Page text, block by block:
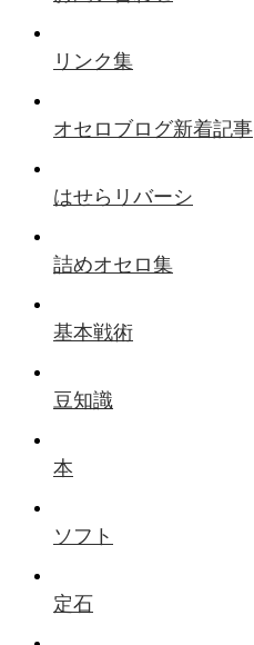
リンク集
オセロブログ新着記事
はせらリバーシ
詰めオセロ集
基本戦術
豆知識
本
ソフト
定石